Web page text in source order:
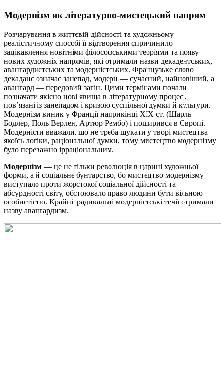
Модернізм як літературно-мистецький напрям
Розчарування в життєвій дійсності та художньому
реалістичному способі її відтворення спричинило
зацікавлення новітніми філософськими теоріями та появу
нових художніх напрямів, які отримали назви декадентських,
авангардистських та модерністських. Французьке слово
декаданс означає занепад, модерн — сучасний, найновіший, а
авангард — передовий загін. Цими термінами почали
позначати якісно нові явища в літературному процесі,
пов’язані із занепадом і кризою суспільної думки й культури.
Модернізм виник у Франції наприкінці XIX ст. (Шарль
Бодлер, Поль Верлен, Артюр Рембо) і поширився в Європі.
Модерністи вважали, що не треба шукати у творі мистецтва
якоїсь логіки, раціональної думки, тому мистецтво модернізму
було переважно ірраціональним.
Модернізм — це не тільки революція в царині художньої
форми, а й соціальне бунтарство, бо мистецтво модернізму
виступало проти жорстокої соціальної дійсності та
абсурдності світу, обстоювало право людини бути вільною
особистістю. Крайні, радикальні модерністські течії отримали
назву авангардизм.